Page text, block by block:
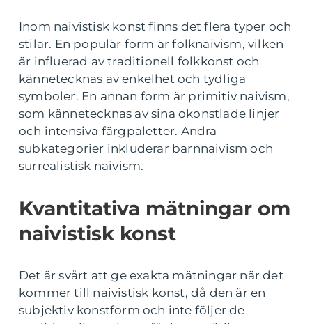
Inom naivistisk konst finns det flera typer och
stilar. En populär form är folknaivism, vilken
är influerad av traditionell folkkonst och
kännetecknas av enkelhet och tydliga
symboler. En annan form är primitiv naivism,
som kännetecknas av sina okonstlade linjer
och intensiva färgpaletter. Andra
subkategorier inkluderar barnnaivism och
surrealistisk naivism.
Kvantitativa mätningar om
naivistisk konst
Det är svårt att ge exakta mätningar när det
kommer till naivistisk konst, då den är en
subjektiv konstform och inte följer de